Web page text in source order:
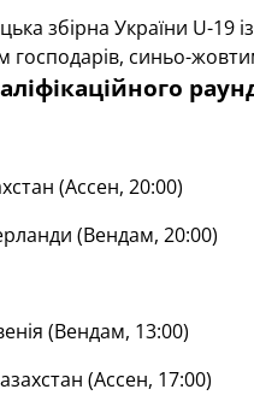
збірна України U-19
господарів, синьо-
(Ассен, 20:00)
(Вендам, 20:00)
(Вендам, 13:00)
(Ассен, 17:00)